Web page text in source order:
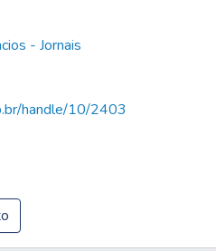
- Jornais
handle/10/2403